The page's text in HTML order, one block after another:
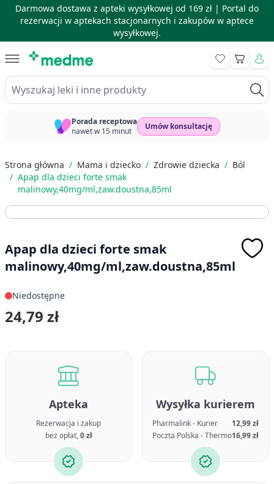
Darmowa dostawa z apteki wysyłkowej od 169 zł | Portal do
rezerwacji w aptekach stacjonarnych i zakupów w aptece
wysyłkowej.
Wyszukaj leki i inne produkty
Koszyk
Porada receptowa
nawet w 15 minut
Umów konsultację
Strona główna / Mama i dziecko / Zdrowie dziecka / Ból
/ Apap dla dzieci forte smak
malinowy,40mg/ml,zaw.doustna,85ml
Apap dla dzieci forte smak
malinowy,40mg/ml,zaw.doustna,85ml
Niedostępne
24,79 zł
Apteka
Rezerwacja i zakup
bez opłat,0 zł
Wysyłka kurierem
Pharmalink - Kurier
12,99 zł
Poczta Polska - Thermo16,99 zł